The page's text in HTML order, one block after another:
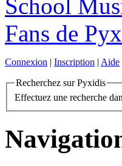
Connexion | Inscription | Aide
Recherchez sur Pyxidis
Effectuez une recherche